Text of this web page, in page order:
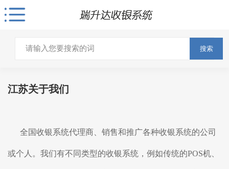
搜索
江苏关于我们
全国收银系统代理商、销售和推广各种收银系统的公司
或个人。我们有不同类型的收银系统 ，例如传统的POS机、